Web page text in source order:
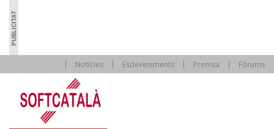
Notícies Esdeveniments Premsa Fòrums